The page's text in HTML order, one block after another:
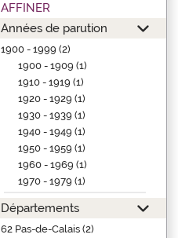
AFFINER
Années de parution
1900 - 1999 (2)
1900 - 1909 (1)
1910 - 1919 (1)
1920 - 1929 (1)
1930 - 1939 (1)
1940 - 1949 (1)
1950 - 1959 (1)
1960 - 1969 (1)
1970 - 1979 (1)
Départements
62 Pas-de-Calais (2)